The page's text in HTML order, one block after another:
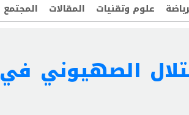
علوم وتقنيات المقالات المجتمع
الصهيوني في